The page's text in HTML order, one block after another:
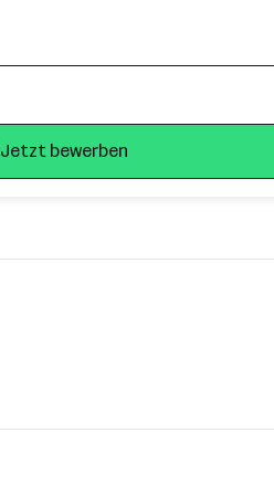
Jetzt bewerben